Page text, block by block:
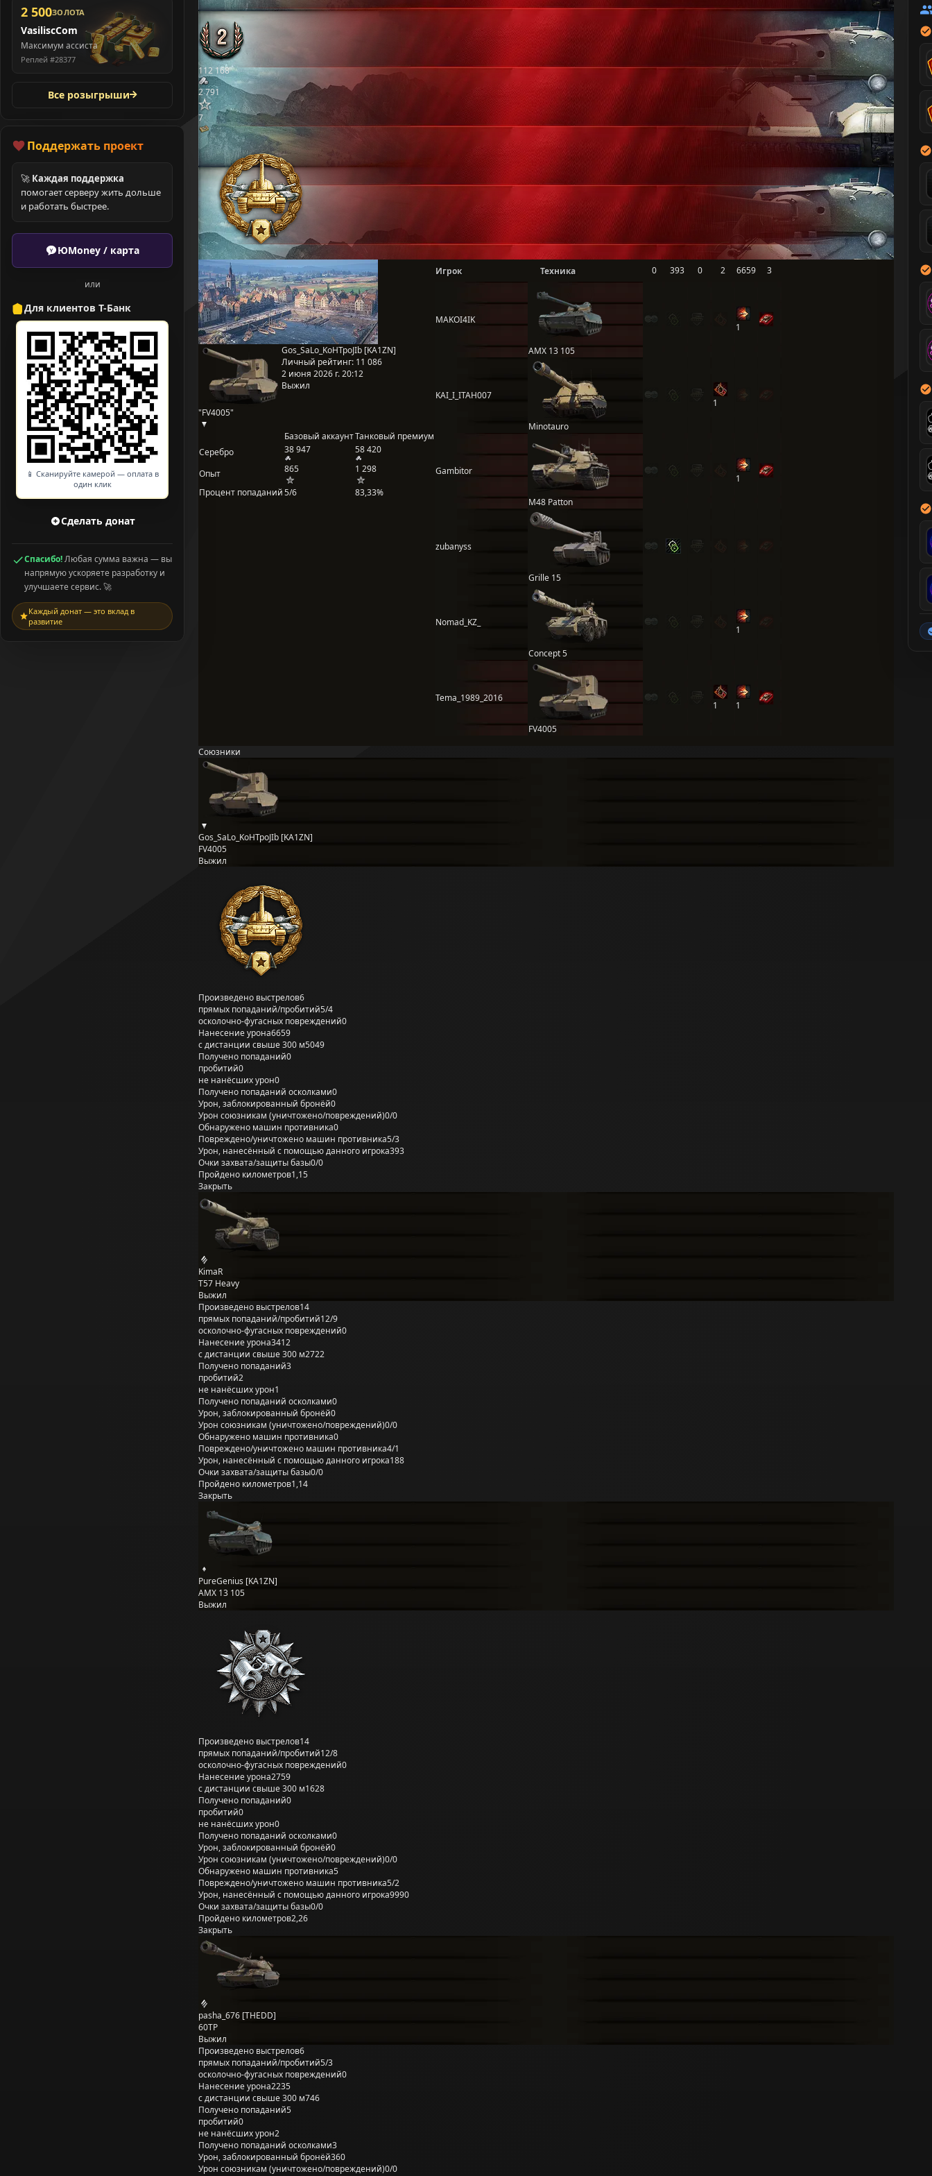
2 500ЗОЛОТА
VasiliscCom
Максимум ассиста
Реплей #28377
Все розыгрыши
Поддержать проект
🚀 Каждая поддержка
помогает серверу жить дольше
и работать быстрее.
ЮMoney / карта
или
Для клиентов Т-Банк
📱 Сканируйте камерой — оплата в
один клик
Сделать донат
Спасибо!Любая сумма важна — вы
напрямую ускоряете разработку и
улучшаете сервис. 🚀
Каждый донат — это вклад в
развитие
112 168
2 791
7
"FV4005"
Gos_SaLo_KoHTpoJIb [KA1ZN]
Личный рейтинг: 11 086
2 июня 2026 г. 20:12
Выжил
Базовый аккаунтТанковый премиум
Серебро
38 947 58 420
Опыт 865
1 298
Процент попаданий5/6 83,33%
Игрок Техника 0 393 0 2 6659 3
MAKOI4IK
AMX 13 105
1
KAI_I_ITAH007
Minotauro
1
Gambitor
M48 Patton
1
zubanyss
Grille 15
Nomad_KZ_
Concept 5
1
Tema_1989_2016
FV4005
1 1
Союзники
Gos_SaLo_KoHTpoJIb [KA1ZN]
FV4005
Выжил
Произведено выстрелов6
прямых попаданий/пробитий5/4
осколочно-фугасных повреждений0
Нанесение урона6659
с дистанции свыше 300 м5049
Получено попаданий0
пробитий0
не нанёсших урон0
Получено попаданий осколками0
Урон, заблокированный бронёй0
Урон союзникам (уничтожено/повреждений)0/0
Обнаружено машин противника0
Повреждено/уничтожено машин противника5/3
Урон, нанесённый с помощью данного игрока393
Очки захвата/защиты базы0/0
Пройдено километров1,15
Закрыть
KimaR
T57 Heavy
Выжил
Произведено выстрелов14
прямых попаданий/пробитий12/9
осколочно-фугасных повреждений0
Нанесение урона3412
с дистанции свыше 300 м2722
Получено попаданий3
пробитий2
не нанёсших урон1
Получено попаданий осколками0
Урон, заблокированный бронёй0
Урон союзникам (уничтожено/повреждений)0/0
Обнаружено машин противника0
Повреждено/уничтожено машин противника4/1
Урон, нанесённый с помощью данного игрока188
Очки захвата/защиты базы0/0
Пройдено километров1,14
Закрыть
PureGenius [KA1ZN]
AMX 13 105
Выжил
Произведено выстрелов14
прямых попаданий/пробитий12/8
осколочно-фугасных повреждений0
Нанесение урона2759
с дистанции свыше 300 м1628
Получено попаданий0
пробитий0
не нанёсших урон0
Получено попаданий осколками0
Урон, заблокированный бронёй0
Урон союзникам (уничтожено/повреждений)0/0
Обнаружено машин противника5
Повреждено/уничтожено машин противника5/2
Урон, нанесённый с помощью данного игрока9990
Очки захвата/защиты базы0/0
Пройдено километров2,26
Закрыть
pasha_676 [THEDD]
60TP
Выжил
Произведено выстрелов6
прямых попаданий/пробитий5/3
осколочно-фугасных повреждений0
Нанесение урона2235
с дистанции свыше 300 м746
Получено попаданий5
пробитий0
не нанёсших урон2
Получено попаданий осколками3
Урон, заблокированный бронёй360
Урон союзникам (уничтожено/повреждений)0/0